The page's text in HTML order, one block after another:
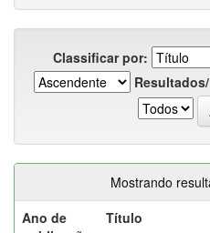
Classificar por:
Mostrando
Ano de
Título